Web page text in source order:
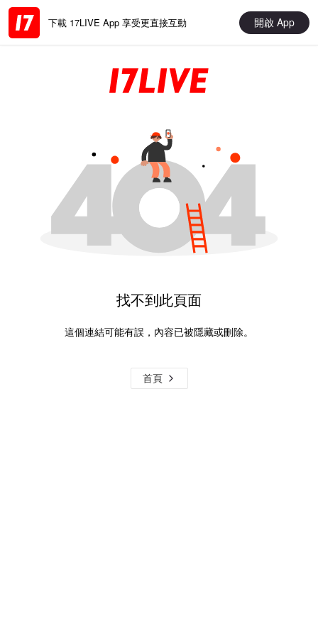
下載 17LIVE App 享受更直接互動 開啟 App
找不到此頁面
這個連結可能有誤，內容已被隱藏或刪除。
首頁